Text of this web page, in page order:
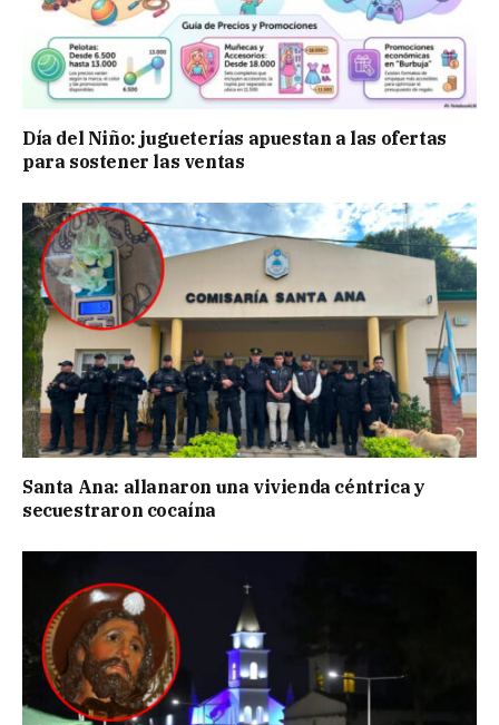
Día del Niño: jugueterías apuestan a las ofertas
para sostener las ventas
Santa Ana: allanaron una vivienda céntrica y
secuestraron cocaína